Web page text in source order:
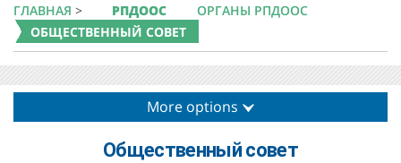
h
ГЛАВНАЯ > РПДООС
ОРГАНЫ РПДООС
ОБЩЕСТВЕННЫЙ СОВЕТ
More options
Общественный совет